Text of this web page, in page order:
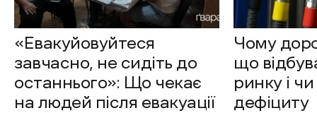
«Евакуйовуйтеся
завчасно, не сидіть до
останнього»: Що чекає
на людей після евакуації
Чому
що
ринку і
дефіциту